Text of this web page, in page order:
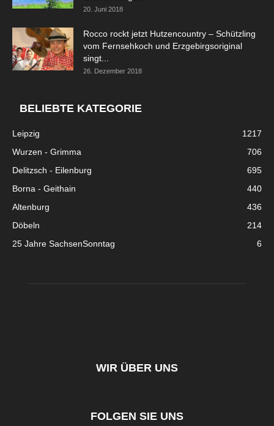
20. Juni 2018
Rocco rockt jetzt Hutzencountry – Schützling
vom Fernsehkoch und Erzgebirgsoriginal
singt...
26. Dezember 2018
BELIEBTE KATEGORIE
Leipzig
1217
Wurzen - Grimma
706
Delitzsch - Eilenburg
695
Borna - Geithain
440
Altenburg
436
Döbeln
214
25 Jahre SachsenSonntag
6
WIR ÜBER UNS
FOLGEN SIE UNS